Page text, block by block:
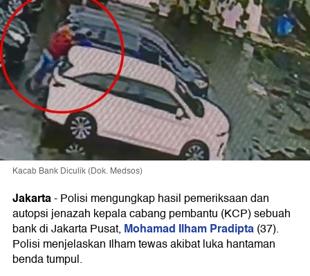
Kacab Bank Diculik (Dok. Medsos)
Jakarta-Polisi mengungkap hasil pemeriksaan dan
autopsi jenazah kepala cabang pembantu (KCP) sebuah
bank di Jakarta Pusat, Mohamad Ilham Pradipta(37).
Polisi menjelaskan Ilham tewas akibat luka hantaman
benda tumpul.